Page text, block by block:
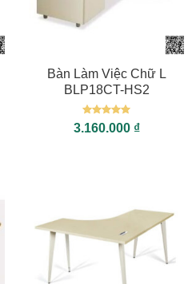
Bàn Làm Việc Chữ L
BLP18CT-HS2
Được xếp
hạng55
3.160.000 ₫